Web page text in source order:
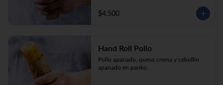
$4.500
Hand Roll Pollo
Pollo apanado, queso crema y cebollín
apanado en panko.